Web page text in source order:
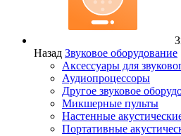
Назад Звуковое оборудование
Аксессуары для
Аудиопроцессоры
Другое звуковое
Микшерные пульты
Настенные
Портативные